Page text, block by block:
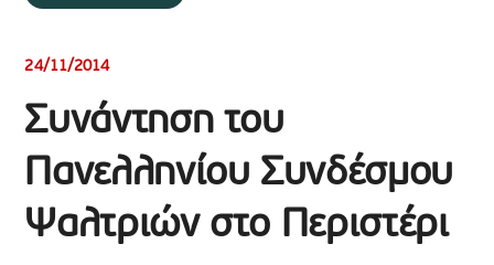
24/11/2014
Συνάντηση του
Πανελληνίου Συνδέσμου
Ψαλτριών στο Περιστέρι